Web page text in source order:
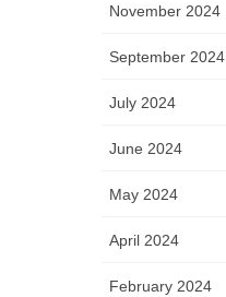
November 2024
September 2024
July 2024
June 2024
May 2024
April 2024
February 2024